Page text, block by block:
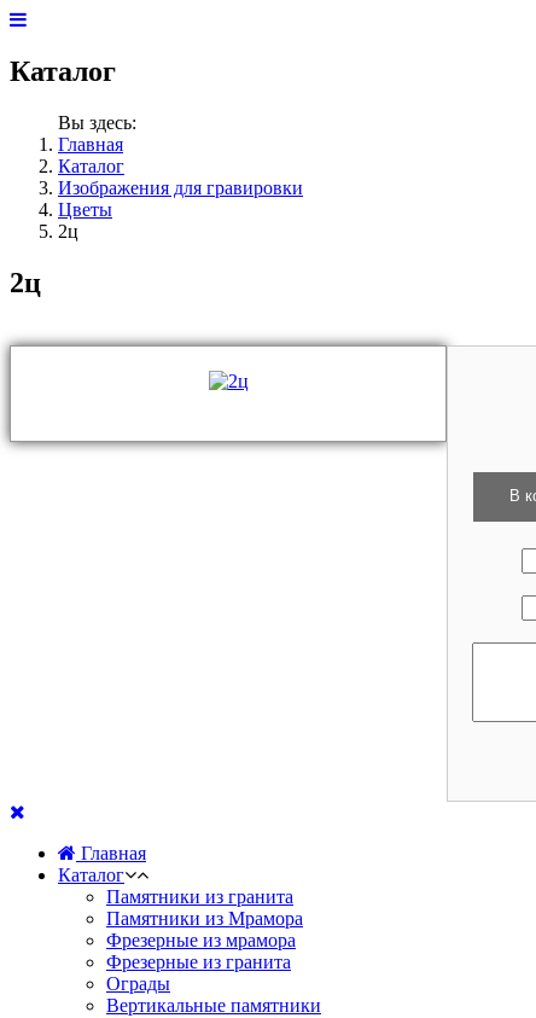
Каталог
Вы здесь:
Главная
Каталог
Изображения для гравировки
Цветы
2ц
2ц
Главная
Каталог
Памятники из гранита
Памятники из Мрамора
Фрезерные из мрамора
Фрезерные из гранита
Ограды
Вертикальные памятники